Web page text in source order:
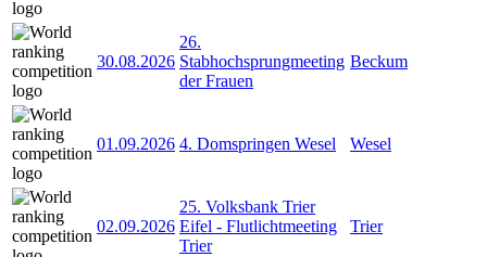
30.08.2026
26.
Stabhochsprungmeeting
der Frauen
Beckum
01.09.2026 4. Domspringen Wesel Wesel
02.09.2026
25. Volksbank Trier
Eifel - Flutlichtmeeting
Trier
Trier